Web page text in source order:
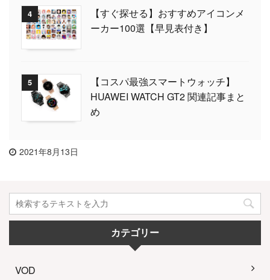
4
【すぐ探せる】おすすめアイコンメ
ーカー100選【早見表付き】
5
【コスパ最強スマートウォッチ】
HUAWEI WATCH GT2 関連記事まと
め
2021年8月13日
カテゴリー
VOD